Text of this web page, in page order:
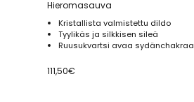
Hieromasauva
Kristallista valmistettu dildo
Tyylikäs ja silkkisen sileä
Ruusukvartsi avaa sydänchakraa
111,50€